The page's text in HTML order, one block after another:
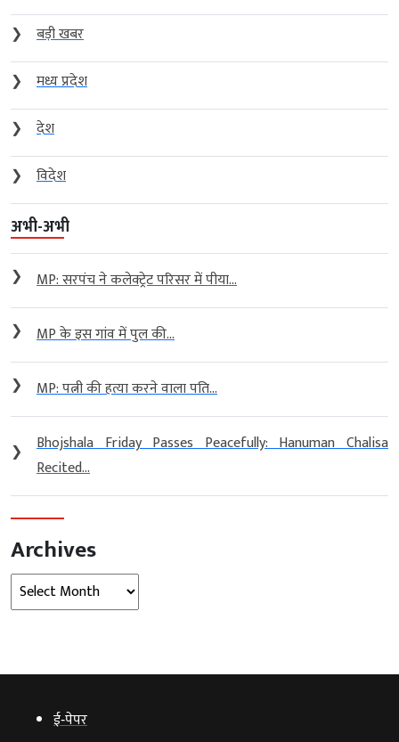
❯
बड़ी खबर
❯
मध्य प्रदेश
❯
देश
❯
विदेश
अभी-अभी
❯ MP: सरपंच ने कलेक्ट्रेट परिसर में पीया...
❯ MP के इस गांव में पुल की...
❯ MP: पत्नी की हत्या करने वाला पति...
❯
Bhojshala Friday Passes Peacefully: Hanuman Chalisa
Recited...
Archives
Archives
ई‑पेपर